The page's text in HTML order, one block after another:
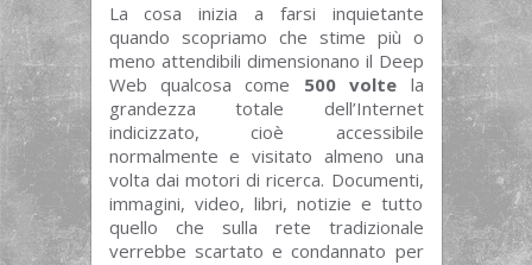
La cosa inizia a farsi inquietante
quando scopriamo che stime più o
meno attendibili dimensionano il Deep
Web qualcosa come 500 volte la
grandezza totale dell’Internet
indicizzato, cioè accessibile
normalmente e visitato almeno una
volta dai motori di ricerca. Documenti,
immagini, video, libri, notizie e tutto
quello che sulla rete tradizionale
verrebbe scartato e condannato per